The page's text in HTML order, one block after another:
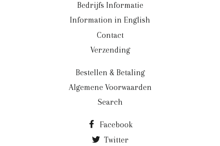
Bedrijfs Informatie
Information in English
Contact
Verzending
Bestellen & Betaling
Algemene Voorwaarden
Search
Facebook
Twitter